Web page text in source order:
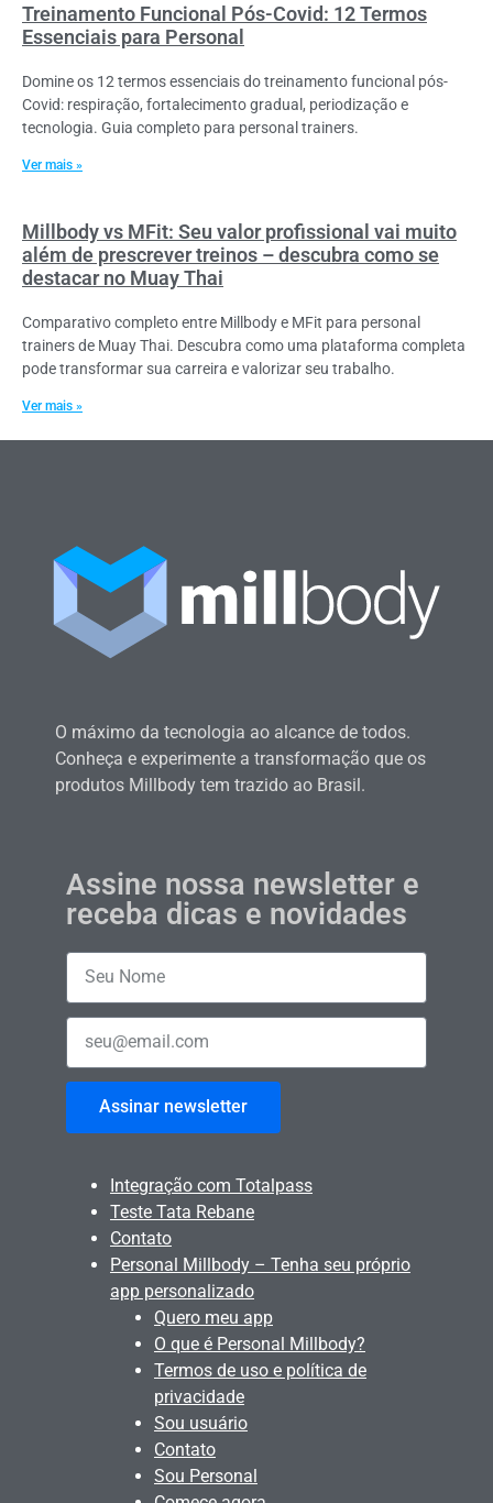
Treinamento Funcional Pós-Covid: 12 Termos
Essenciais para Personal
Domine os 12 termos essenciais do treinamento funcional pós-
Covid: respiração, fortalecimento gradual, periodização e
tecnologia. Guia completo para personal trainers.
Ver mais »
Millbody vs MFit: Seu valor profissional vai muito
além de prescrever treinos – descubra como se
destacar no Muay Thai
Comparativo completo entre Millbody e MFit para personal
trainers de Muay Thai. Descubra como uma plataforma completa
pode transformar sua carreira e valorizar seu trabalho.
Ver mais »
O máximo da tecnologia ao alcance de todos.
Conheça e experimente a transformação que os
produtos Millbody tem trazido ao Brasil.
Assine nossa newsletter e
receba dicas e novidades
Assinar newsletter
Integração com Totalpass
Teste Tata Rebane
Contato
Personal Millbody – Tenha seu próprio
app personalizado
Quero meu app
O que é Personal Millbody?
Termos de uso e política de
privacidade
Sou usuário
Contato
Sou Personal